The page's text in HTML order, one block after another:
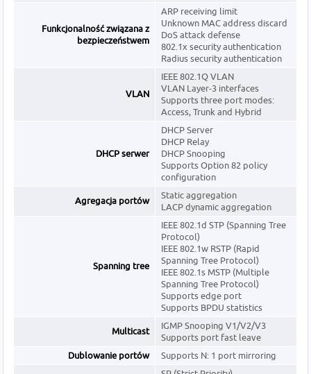
Funkcjonalność związana z
bezpieczeństwem
ARP receiving limit
Unknown MAC address discard
DoS attack defense
802.1x security authentication
Radius security authentication
VLAN
IEEE 802.1Q VLAN
VLAN Layer-3 interfaces
Supports three port modes:
Access, Trunk and Hybrid
DHCP serwer
DHCP Server
DHCP Relay
DHCP Snooping
Supports Option 82 policy
configuration
Agregacja portów
Static aggregation
LACP dynamic aggregation
Spanning tree
IEEE 802.1d STP (Spanning Tree
Protocol)
IEEE 802.1w RSTP (Rapid
Spanning Tree Protocol)
IEEE 802.1s MSTP (Multiple
Spanning Tree Protocol)
Supports edge port
Supports BPDU statistics
Multicast
IGMP Snooping V1/V2/V3
Supports port fast leave
Dublowanie portów
Supports N: 1 port mirroring